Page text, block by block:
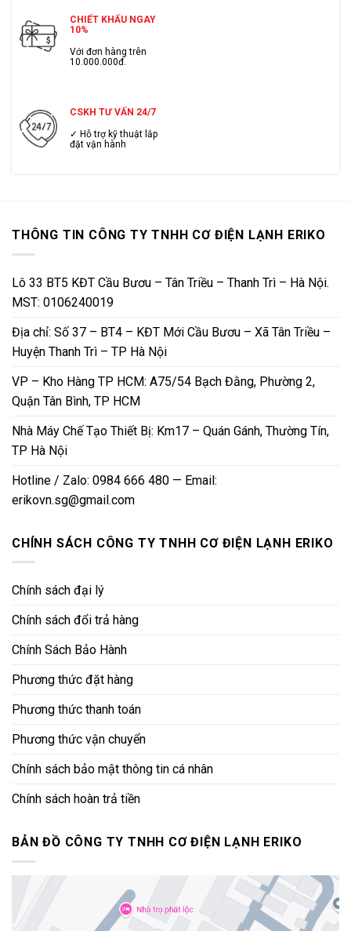
CHIẾT KHẤU NGAY
10%
Với đơn hàng trên
10.000.000đ.
CSKH TƯ VẤN 24/7
✓ Hỗ trợ kỹ thuật lắp
đặt vận hành
THÔNG TIN CÔNG TY TNHH CƠ ĐIỆN LẠNH ERIKO
Lô 33 BT5 KĐT Cầu Bươu – Tân Triều – Thanh Trì – Hà Nội.
MST: 0106240019
Địa chỉ: Số 37 – BT4 – KĐT Mới Cầu Bươu – Xã Tân Triều –
Huyện Thanh Trì – TP Hà Nội
VP – Kho Hàng TP HCM: A75/54 Bạch Đằng, Phường 2,
Quận Tân Bình, TP HCM
Nhà Máy Chế Tạo Thiết Bị: Km17 – Quán Gánh, Thường Tín,
TP Hà Nội
Hotline / Zalo: 0984 666 480 — Email:
erikovn.sg@gmail.com
CHÍNH SÁCH CÔNG TY TNHH CƠ ĐIỆN LẠNH ERIKO
Chính sách đại lý
Chính sách đổi trả hàng
Chính Sách Bảo Hành
Phương thức đặt hàng
Phương thức thanh toán
Phương thức vận chuyển
Chính sách bảo mật thông tin cá nhân
Chính sách hoàn trả tiền
BẢN ĐỒ CÔNG TY TNHH CƠ ĐIỆN LẠNH ERIKO